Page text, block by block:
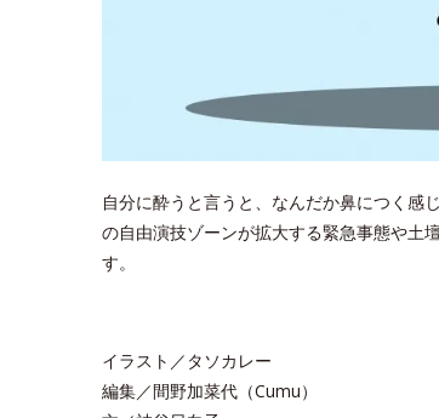
自分に酔うと言うと、なんだか鼻につく感
の自由演技ゾーンが拡大する緊急事態や土
す。
イラスト／タソカレー
編集／間野加菜代（Cumu）